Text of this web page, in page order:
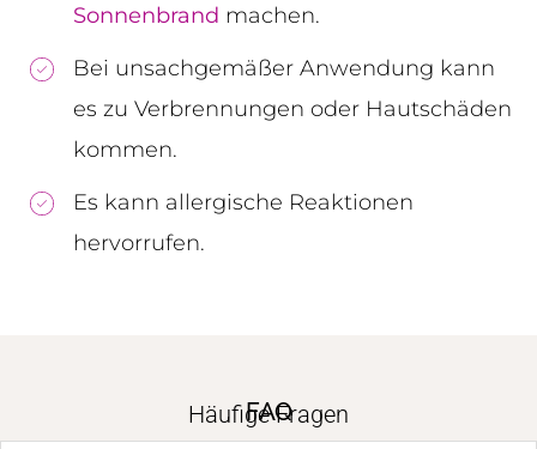
Sonnenbrand machen.
Bei unsachgemäßer Anwendung kann
es zu Verbrennungen oder Hautschäden
kommen.
Es kann allergische Reaktionen
hervorrufen.
FAQ
Häufige Fragen